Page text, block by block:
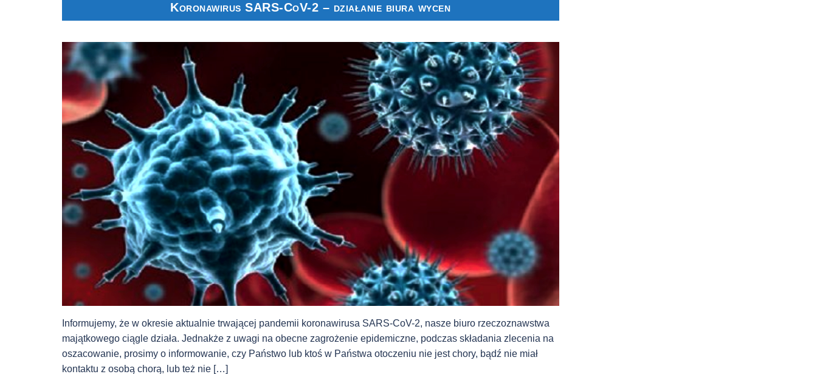
Koronawirus SARS-CoV-2 – działanie biura wycen
Informujemy, że w okresie aktualnie trwającej pandemii koronawirusa SARS-CoV-2, nasze biuro rzeczoznawstwa
majątkowego ciągle działa. Jednakże z uwagi na obecne zagrożenie epidemiczne, podczas składania zlecenia na
oszacowanie, prosimy o informowanie, czy Państwo lub ktoś w Państwa otoczeniu nie jest chory, bądź nie miał
kontaktu z osobą chorą, lub też nie […]